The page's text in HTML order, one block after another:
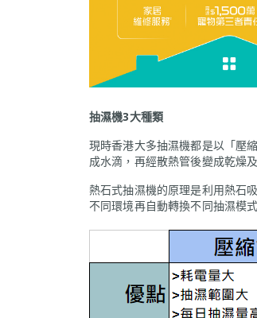
抽濕機3大種類
現時香港大多抽濕機都是以「壓
成水滴，再經散熱管後變成乾燥
熱石式抽濕機的原理是利用熱石
不同環境再自動轉換不同抽濕模式